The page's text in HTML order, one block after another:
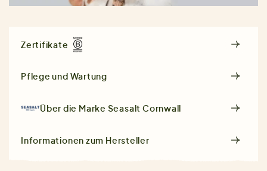
Zertifikate
Pflege und Wartung
Über die Marke Seasalt Cornwall
Informationen zum Hersteller